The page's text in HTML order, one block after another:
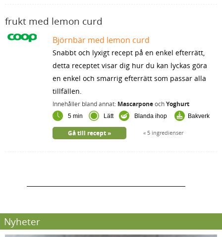
frukt med lemon curd
Björnbär med lemon curd
Snabbt och lyxigt recept på en enkel efterrätt,
detta receptet visar dig hur du kan lyckas göra
en enkel och smarrig efterrätt som passar alla
tillfällen.
Innehåller bland annat: MascarponeochYoghurt
5 min Lätt Blanda ihop Bakverk
5 ingredienser
Gå till recept
Nyheter